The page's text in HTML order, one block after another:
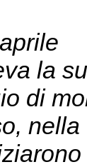
la
di
nella